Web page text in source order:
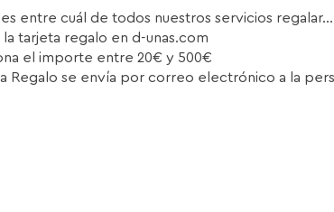
entre cuál de todos nuestros servicios
tarjeta regalo en d-unas.com
el importe entre 20€ y 500€
Regalo se envía por correo electrónico a la